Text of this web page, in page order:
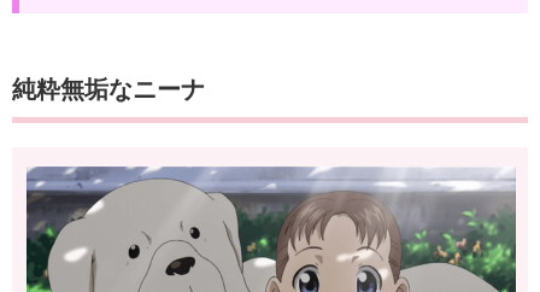
純粋無垢なニーナ